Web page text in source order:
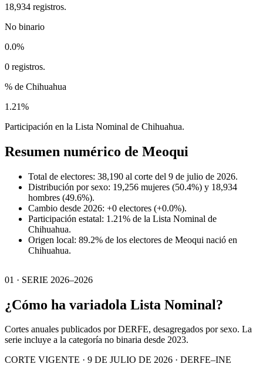
18,934 registros.
No binario
0.0%
0 registros.
% de Chihuahua
1.21%
Participación en la Lista Nominal de Chihuahua.
Resumen numérico de Meoqui
Total de electores: 38,190 al corte del 9 de julio de 2026.
Distribución por sexo: 19,256 mujeres (50.4%) y 18,934
hombres (49.6%).
Cambio desde 2026: +0 electores (+0.0%).
Participación estatal: 1.21% de la Lista Nominal de
Chihuahua.
Origen local: 89.2% de los electores de Meoqui nació en
Chihuahua.
01 · SERIE 2026–2026
¿Cómo ha variadola Lista Nominal?
Cortes anuales publicados por DERFE, desagregados por sexo. La
serie incluye a la categoría no binaria desde 2023.
CORTE VIGENTE · 9 DE JULIO DE 2026 · DERFE–INE